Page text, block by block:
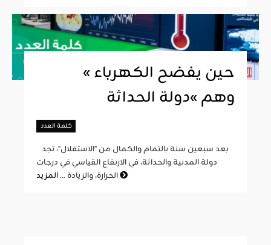
« حين يفضح الكهرباء
وهم »دولة الحداثة
كلمة العدد
دولة المدنية والحداثة، في الارتفاع القياسي في درجات
الحرارة، والزيادة ...